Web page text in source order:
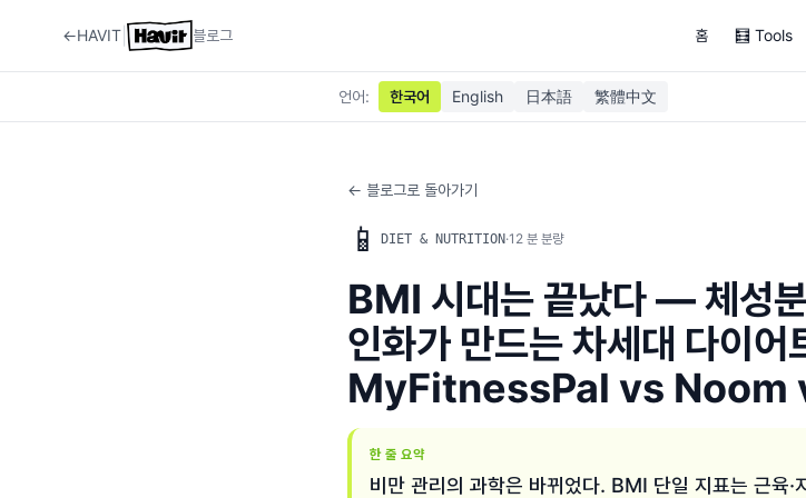
←HAVIT 블로그 홈 🧮 Tools
언어: 한국어 English 日本語 繁體中文
← 블로그로 돌아가기
📱 DIET & NUTRITION·12 분 분량
BMI 시대는 끝났다 — 체성분
인화가 만드는 차세대 다이
MyFitnessPal vs
한 줄 요약
비만 관리의 과학은 바뀌었다. BMI 단일 지표는 근육